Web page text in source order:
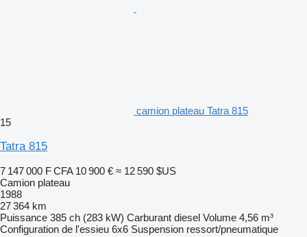
camion plateau Tatra 815
15
Tatra 815
7 147 000 F CFA 10 900 € ≈ 12 590 $US
Camion plateau
1988
27 364 km
Puissance 385 ch (283 kW) Carburant diesel Volume 4,56 m³
Configuration de l'essieu 6x6 Suspension ressort/pneumatique